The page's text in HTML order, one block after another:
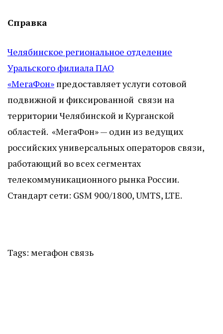
Справка
Челябинское региональное отделение
Уральского филиала ПАО
«МегаФон» предоставляет услуги сотовой
подвижной и фиксированной связи на
территории Челябинской и Курганской
областей. «МегаФон» — один из ведущих
российских универсальных операторов связи,
работающий во всех сегментах
телекоммуникационного рынка России.
Стандарт сети: GSM 900/1800, UMTS, LTE.
Tags: мегафон связь